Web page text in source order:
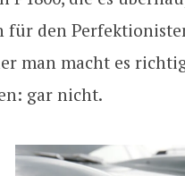
für den
man macht es
gar nicht.